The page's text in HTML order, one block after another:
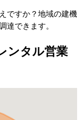
ですか？地域の建機
達できます。
ンタル営業